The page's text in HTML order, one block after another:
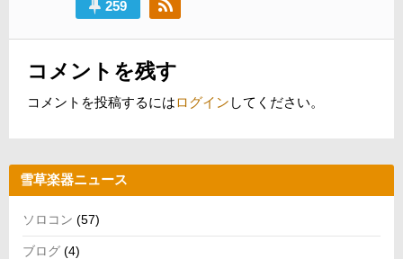
259
コメントを残す
コメントを投稿するにはログイン してください。
雪草楽器ニュース
ソロコン (57)
ブログ (4)